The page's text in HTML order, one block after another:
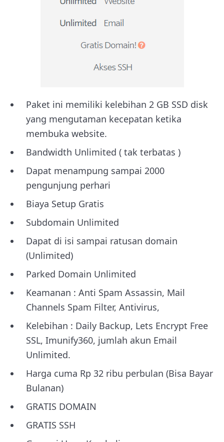
Paket ini memiliki kelebihan 2 GB SSD disk
yang mengutaman kecepatan ketika
membuka website.
Bandwidth Unlimited ( tak terbatas )
Dapat menampung sampai 2000
pengunjung perhari
Biaya Setup Gratis
Subdomain Unlimited
Dapat di isi sampai ratusan domain
(Unlimited)
Parked Domain Unlimited
Keamanan : Anti Spam Assassin, Mail
Channels Spam Filter, Antivirus,
Kelebihan : Daily Backup, Lets Encrypt Free
SSL, Imunify360, jumlah akun Email
Unlimited.
Harga cuma Rp 32 ribu perbulan (Bisa Bayar
Bulanan)
GRATIS DOMAIN
GRATIS SSH